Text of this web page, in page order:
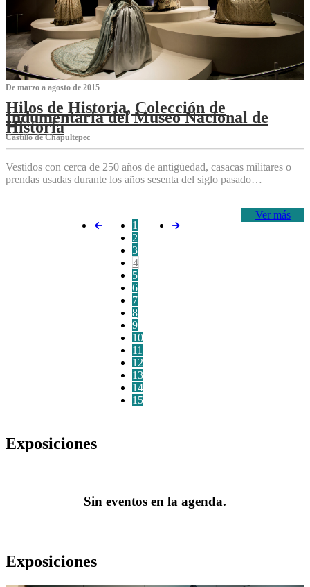
De marzo a agosto de 2015
Hilos de Historia, Colección de
Indumentaria del Museo Nacional de
Historia
Castillo de Chapultepec
Vestidos con cerca de 250 años de antigüedad, casacas militares o
prendas usadas durante los años sesenta del siglo pasado…
Ver más
1
2
3
4
5
6
7
8
9
10
11
12
13
14
15
Exposiciones
Sin eventos en la agenda.
Exposiciones